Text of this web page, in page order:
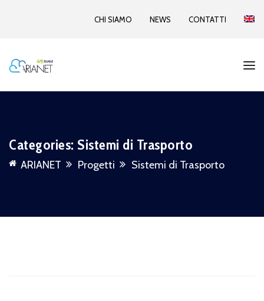
CHI SIAMO NEWS CONTATTI
Categories: Sistemi di Trasporto
ARIANET Progetti Sistemi di Trasporto